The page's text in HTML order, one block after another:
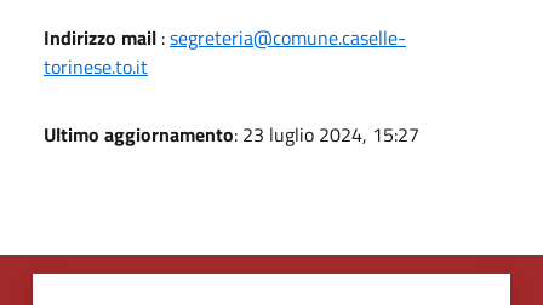
Indirizzo mail :segreteria@comune.caselle-
torinese.to.it
Ultimo aggiornamento: 23 luglio 2024, 15:27